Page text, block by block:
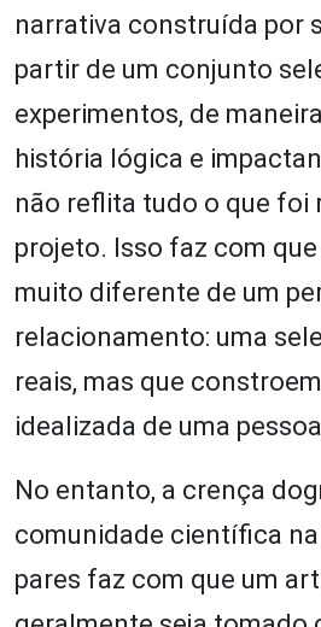
narrativa construída por
partir de um conjunto
experimentos, de
história lógica e
não reflita tudo o que foi
projeto. Isso faz com
muito diferente de um
relacionamento: uma
reais, mas que
idealizada de uma
No entanto, a crença
comunidade científica
pares faz com que um